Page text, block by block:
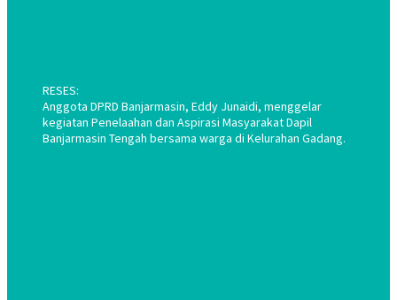
RESES:
Anggota DPRD Banjarmasin, Eddy Junaidi, menggelar
kegiatan Penelaahan dan Aspirasi Masyarakat Dapil
Banjarmasin Tengah bersama warga di Kelurahan Gadang.